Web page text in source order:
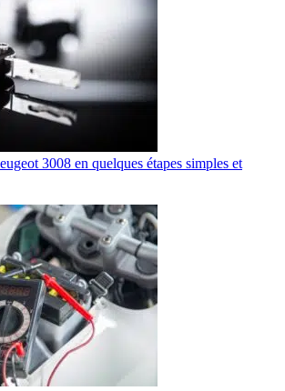
3008 en quelques étapes simples et